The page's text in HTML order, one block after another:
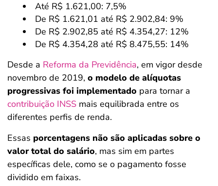
Até R$ 1.621,00: 7,5%
De R$ 1.621,01 até R$ 2.902,84: 9%
De R$ 2.902,85 até R$ 4.354,27: 12%
De R$ 4.354,28 até R$ 8.475,55: 14%
Desde a Reforma da Previdência, em vigor desde
novembro de 2019, o modelo de alíquotas
progressivas foi implementado para tornar a
contribuição INSS mais equilibrada entre os
diferentes perfis de renda.
Essas porcentagens não são aplicadas sobre o
valor total do salário, mas sim em partes
específicas dele, como se o pagamento fosse
dividido em faixas.